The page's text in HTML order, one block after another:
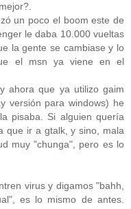
un poco el boom este de
le daba 10.000 vueltas
la gente se cambiase y lo
el msn ya viene en el
ahora que ya utilizo gaim
versión para windows) he
pisaba. Si alguien quería
que ir a gtalk, y sino, mala
muy "chunga", pero es lo
virus y digamos "bahh,
es lo mismo de antes.